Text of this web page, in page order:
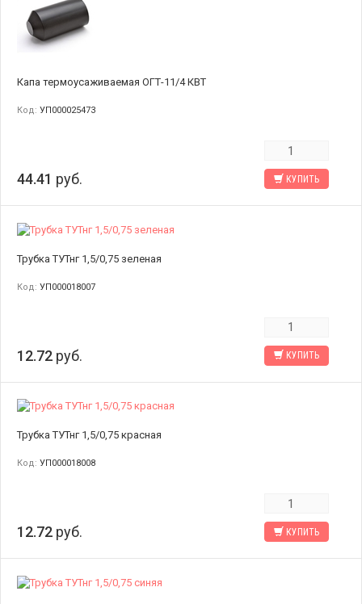
Капа термоусаживаемая ОГТ-11/4 КВТ
Код: УП000025473
44.41 руб. КУПИТЬ
Трубка ТУТнг 1,5/0,75 зеленая
Код: УП000018007
12.72 руб. КУПИТЬ
Трубка ТУТнг 1,5/0,75 красная
Код: УП000018008
12.72 руб. КУПИТЬ